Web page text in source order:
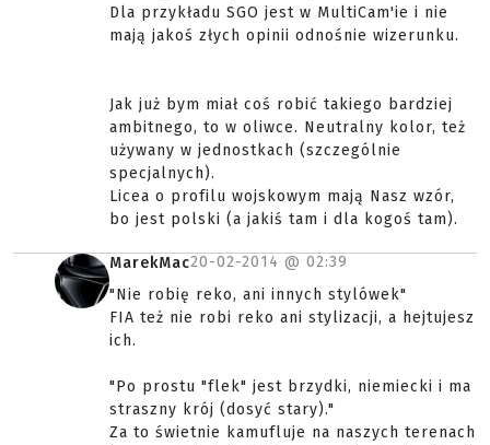
Dla przykładu SGO jest w MultiCam'ie i nie
mają jakoś złych opinii odnośnie wizerunku.
Jak już bym miał coś robić takiego bardziej
ambitnego, to w oliwce. Neutralny kolor, też
używany w jednostkach (szczególnie
specjalnych).
Licea o profilu wojskowym mają Nasz wzór,
bo jest polski (a jakiś tam i dla kogoś tam).
MarekMac20-02-2014 @ 02:39
"Nie robię reko, ani innych stylówek"
FIA też nie robi reko ani stylizacji, a hejtujesz
ich.
"Po prostu "flek" jest brzydki, niemiecki i ma
straszny krój (dosyć stary)."
Za to świetnie kamufluje na naszych terenach